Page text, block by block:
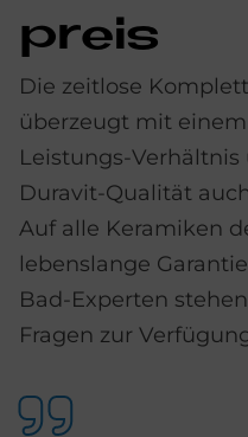
preis
Die zeitlose
überzeugt mit
Leistungs-
Duravit-Qualität
Auf alle Keramiken
lebenslange
Bad-Experten
Fragen zur